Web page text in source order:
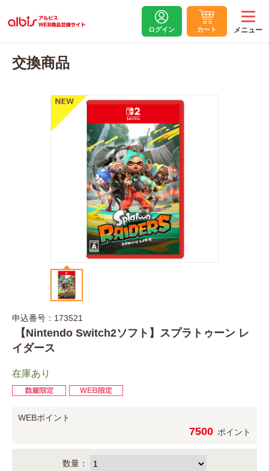
ログイン カート
交換商品
申込番号：173521
【Nintendo Switch2ソフト】スプラトゥーン レ
イダース
在庫あり
WEBポイント
7500 ポイント
数量：